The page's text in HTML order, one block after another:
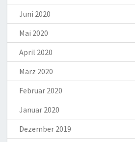
Juni 2020
Mai 2020
April 2020
März 2020
Februar 2020
Januar 2020
Dezember 2019